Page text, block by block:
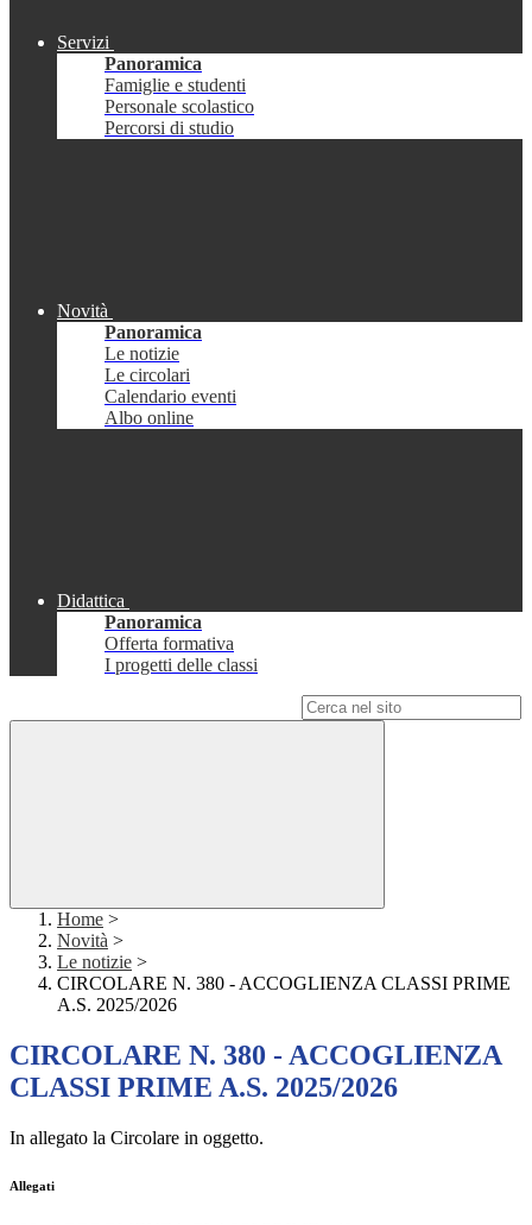
Servizi
Panoramica
Famiglie e studenti
Personale scolastico
Percorsi di studio
Novità
Panoramica
Le notizie
Le circolari
Calendario eventi
Albo online
Didattica
Panoramica
Offerta formativa
I progetti delle classi
Home >
Novità >
Le notizie >
CIRCOLARE N. 380 - ACCOGLIENZA CLASSI PRIME
A.S. 2025/2026
CIRCOLARE N. 380 - ACCOGLIENZA
CLASSI PRIME A.S. 2025/2026
In allegato la Circolare in oggetto.
Allegati